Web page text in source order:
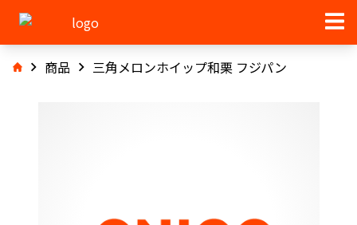
商品 三角メロンホイップ和栗 フジパン